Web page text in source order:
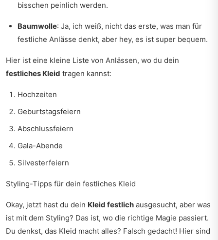
bisschen peinlich werden.
Baumwolle: Ja, ich weiß, nicht das erste, was man für
festliche Anlässe denkt, aber hey, es ist super bequem.
Hier ist eine kleine Liste von Anlässen, wo du dein
festliches Kleid tragen kannst:
Hochzeiten
Geburtstagsfeiern
Abschlussfeiern
Gala-Abende
Silvesterfeiern
Styling-Tipps für dein festliches Kleid
Okay, jetzt hast du dein Kleid festlich ausgesucht, aber was
ist mit dem Styling? Das ist, wo die richtige Magie passiert.
Du denkst, das Kleid macht alles? Falsch gedacht! Hier sind